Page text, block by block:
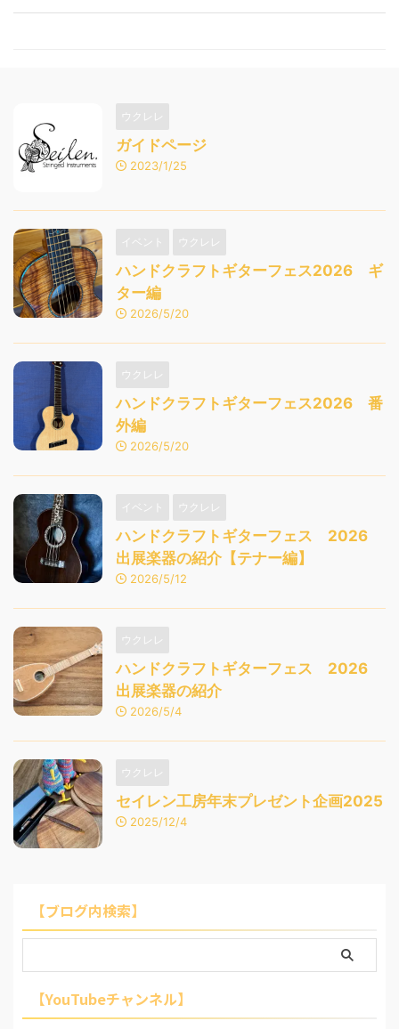
ウクレレ
ガイドページ
2023/1/25
イベント ウクレレ
ハンドクラフトギターフェス2026 ギ
ター編
2026/5/20
ウクレレ
ハンドクラフトギターフェス2026 番
外編
2026/5/20
イベント ウクレレ
ハンドクラフトギターフェス 2026
出展楽器の紹介【テナー編】
2026/5/12
ウクレレ
ハンドクラフトギターフェス 2026
出展楽器の紹介
2026/5/4
ウクレレ
セイレン工房年末プレゼント企画2025
2025/12/4
【ブログ内検索】
【YouTubeチャンネル】